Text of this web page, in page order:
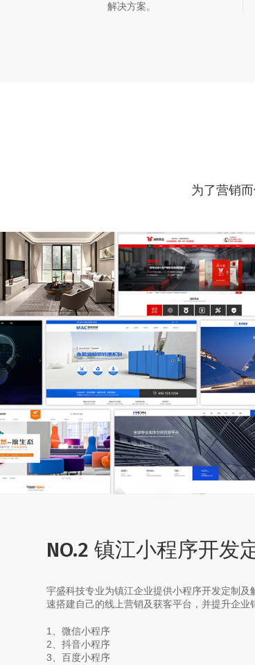
解决方案。
为了营销
NO.2 镇江小程序开发
宇盛科技专业为镇江企业提供小程序开发定制
速搭建自己的线上营销及获客平台，并提升企业
1、微信小程序
2、抖音小程序
3、百度小程序